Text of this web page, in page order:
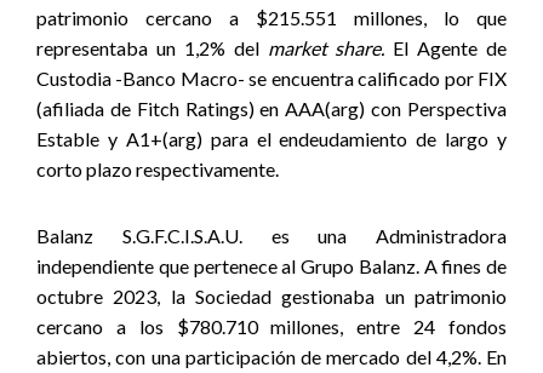
patrimonio cercano a $215.551 millones, lo que
representaba un 1,2% del market share. El Agente de
Custodia -Banco Macro- se encuentra calificado por FIX
(afiliada de Fitch Ratings) en AAA(arg) con Perspectiva
Estable y A1+(arg) para el endeudamiento de largo y
corto plazo respectivamente.
Balanz S.G.F.C.I.S.A.U. es una Administradora
independiente que pertenece al Grupo Balanz. A fines de
octubre 2023, la Sociedad gestionaba un patrimonio
cercano a los $780.710 millones, entre 24 fondos
abiertos, con una participación de mercado del 4,2%. En